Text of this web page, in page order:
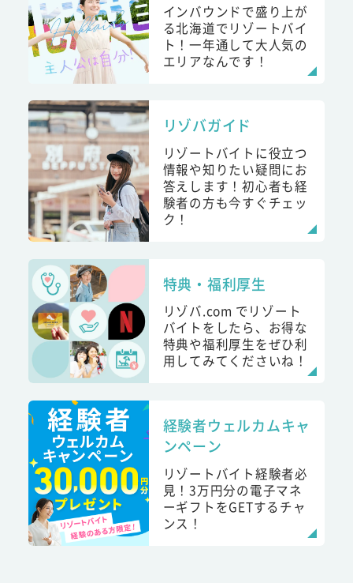
インバウンドで盛り上が
る北海道でリゾートバイ
ト！一年通して大人気の
エリアなんです！
リゾバガイド
リゾートバイトに役立つ
情報や知りたい疑問にお
答えします！初心者も経
験者の方も今すぐチェッ
ク！
特典・福利厚生
リゾバ.com でリゾート
バイトをしたら、お得な
特典や福利厚生をぜひ利
用してみてくださいね！
経験者ウェルカムキャ
ンペーン
リゾートバイト経験者必
見！3万円分の電子マネ
ーギフトをGETするチャ
ンス！